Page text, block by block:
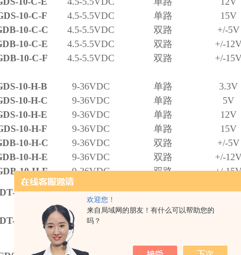
欢迎您！
来自局域网的朋友！有什么可以帮助您的
吗？
10-C-F
4.5-5.5VDC 单路 15V
10-C-C
4.5-5.5VDC 双路 +/-5V
10-C-E
4.5-5.5VDC 双路 +/-
10-C-F
4.5-5.5VDC 双路 +/-
10-H-B 9-36VDC 单路 3.3V
10-H-C
9-36VDC 单路 5V
10-H-E
9-36VDC 单路 12V
10-H-F
9-36VDC 单路 15V
10-H-C
9-36VDC 双路 +/-5V
10-H-E
9-36VDC 双路 +/-
10-H-F
9-36VDC 双路 +/-
10-H-CE 9-36VDC 三路
10-H-CF 9-36VDC
5V +15V